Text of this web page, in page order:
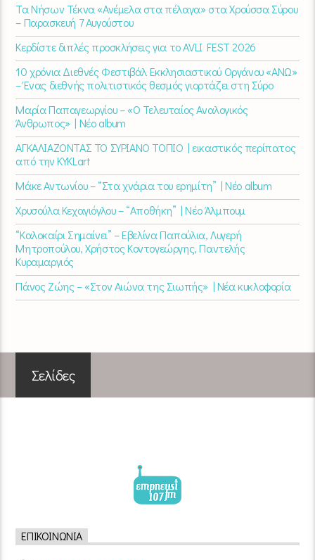
Τα Νήσων Τέκνα «Ανέμελα στα πέλαγα» στα Χρούσσα Σύρου
– Παρασκευή 7 Αυγούστου
Κερδίστε διπλές προσκλήσεις για το AVLI FEST 2026
10 χρόνια Διεθνές Φεστιβάλ Εκκλησιαστικού Οργάνου «ΑΝΩ»
– Ένας διεθνής πολιτιστικός θεσμός γιορτάζει στη Σύρο​
Μαρία Παπαγεωργίου – «Ο Τελευταίος Αναλογικός
Άνθρωπος» | Νέο album
ΑΓΚΑΛΙΑΖΟΝΤΑΣ ΤΟ ΣΥΡΙΑΝΟ ΤΟΠΙΟ | εικαστικός περίπατος
από την KYKLart
Μάκε Αντωνίου – “Στα χνάρια του ερημίτη” | Νέο album
Χρυσούλα Κεχαγιόγλου – “Αποθήκη” | Νέο Άλμπουμ
“Καλοκαίρι Σημαίνει” – Εβελίνα Παπούλια, Λυγερή
Μητροπούλου, Χρήστος Κοντογεώργης, Παντελής
Κυραμαργιός
Πάνος Ζώης – «Στον Αιώνα της Σιωπής» | Νέα κυκλοφορία
Σελίδες
ΕΠΙΚΟΙΝΩΝΊΑ